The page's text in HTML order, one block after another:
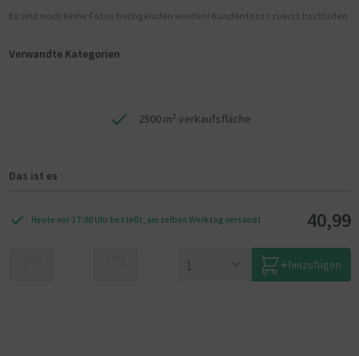
Es sind noch keine Fotos hochgeladen worden! Kundenfotos zuerst hochladen
Verwandte Kategorien
2500 m² verkaufsfläche
Das ist es
Heute vor 17:00 Uhr bestellt, am selben Werktag versandt 40,99
hinzufügen